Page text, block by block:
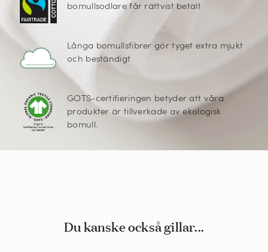
bomullsodlare får rättvist betalt
Långa bomullsfibrer gör tyget extra mjukt
och beständigt
GOTS-certifieringen betyder att våra
produkter är tillverkade av ekologisk
bomull.
Du kanske också gillar...